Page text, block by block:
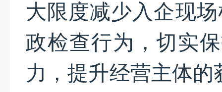
大限度减少入企现
政检查行为，切实
力，提升经营主体